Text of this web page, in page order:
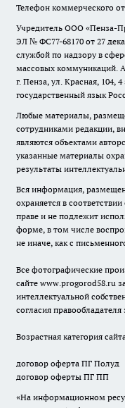
Телефон коммерческого
Учредитель ООО «Пенза-
ЭЛ № ФС77-68170 от 27
службой по надзору в
массовых коммуникаций.
г. Пенза, ул. Красная, 104,
государственный язык
Любые материалы,
сотрудниками редакции,
являются объектами
указанные материалы
результаты
Вся информация,
охраняется в
праве и не подлежит
форме, в том числе
не иначе, как с
Все фотографические
сайте www.progorod58.ru
интеллектуальной
согласия
Возрастная категория
договор оферта ПГ Полуд
договор оферты ПГ ПП
«На информационном